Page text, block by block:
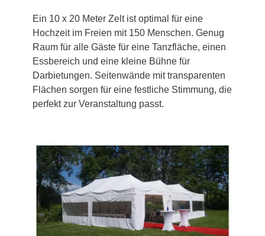
Ein 10 x 20 Meter Zelt ist optimal für eine
Hochzeit im Freien mit 150 Menschen. Genug
Raum für alle Gäste für eine Tanzfläche, einen
Essbereich und eine kleine Bühne für
Darbietungen. Seitenwände mit transparenten
Flächen sorgen für eine festliche Stimmung, die
perfekt zur Veranstaltung passt.